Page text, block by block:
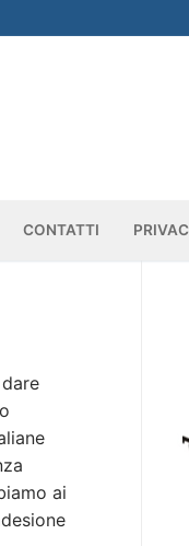
CONTATTI
ai